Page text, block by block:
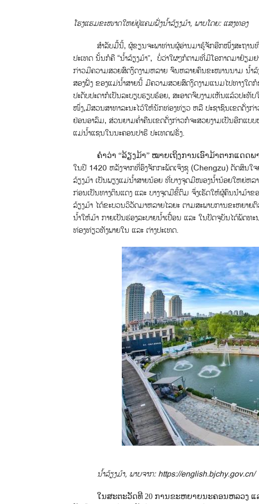
ໂຮງແຮມຂະໜາດໃຫຍ່ຢູ່ແຄມຝັ່ງນ້ຳລ້ຽງມ້າ, ພາບໂດຍ: ແສງທອງ
ສຳລັບມື້ນີ້, ຜູ້ຂຽນຈະພາທ່ານຜູ້ອ່ານມາຮູ້ຈັກອີກໜຶ່ງສະຖາ
ປະເທດ ນັ້ນກໍຄື “ນ້ຳລ້ຽງມ້າ”, ບໍ່ວ່າໃຜໆກໍຕາມທີ່ມີໂອກາດມາຢ້ຽມ
ກ່າວມີຄວາມສວຍສົດງົດງາມຫລາຍ ຈົນຫລາຍຄົນຂະໜານນາມ ນ້ຳລ້
ສອງຝັ່ງ ຂອງແມ່ນ້ຳສາຍນີ້ ມີຄວາມສວຍສົດງົດງາມແນມໄປທາງໃ
ປະດັບປະດາກໍເປັນລະບຽບຮຽບຮ້ອຍ, ສະອາດຈົບງາມເຫັນແລ້ວປະ
ໜຶ່ງ,​ມີສວນສາທາລະນະໄວ້ໃຫ້ນັກທ່ອງທ່ຽວ ຫລື ປະຊາຊົນເຂດດັ່ງກ່
ຢ່ອນອາລົມ, ສ່ວນຍາມຄ່ຳຄືນເຂດດັ່ງກ່າວກໍຈະສວຍງາມເປັນອີກແບ
ແມ່ນ້ຳແຊນໃນນະຄອນປາຣີ ປະເທດຝຣັ່ງ.
ຄຳວ່າ “ລ້ຽງມ້າ” ໝາຍເຖິງການເອົາມ້າຕາກແດດ
ໃນປີ 1420 ຫລັງຈາກທີ່ອົງຈັກກະພັດເຈິງຊູ (Chengzu) ຕັດສິນໃ
ລ້ຽງມ້າ ເປັນພຽງແມ່ນ້ຳສາຍນ້ອຍ ທີ່ບາງຈຸດມີໜອງນ້ຳນ້ອຍໃຫຍ່ຫລ
ກ່ອນເປັນທາງດິນແດງ ແລະ ບາງຈຸດມີຂີ້ຕົມ ຈຶ່ງເຮັດໃຫ້ຜູ້ຄົນນຳມ້າ
ລ້ຽງມ້າ ໄດ້ຂະບວນວິວັດມາຫລາຍໄລຍະ ຕາມສະພາບການຂະຫຍາ
ນ້ຳໃຫ້ມ້າ ກາຍເປັນຮ່ອງລະບາຍນ້ຳເປື້ອນ ແລະ ໃນປັດຈຸບັນໄດ້ພັດ
ທ່ອງທ່ຽວທັງພາຍໃນ ແລະ ຕ່າງປະເທດ.
ນ້ຳລ້ຽງມ້າ, ພາບຈາກ: https://english.bjchy.gov.cn/
ໃນສະຕະວັດທີ 20 ການຂະຫຍາຍນະຄອນຫລວງ ແ